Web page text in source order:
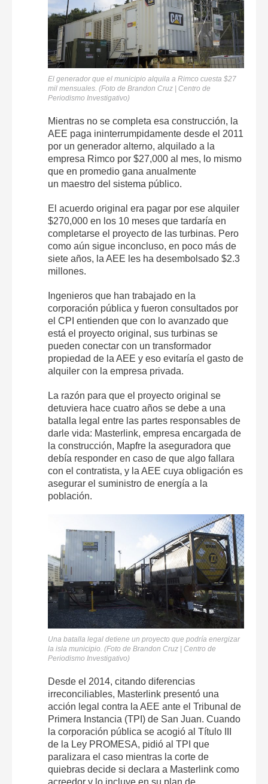
El generador que el municipio alquila a Rimco cuesta $27
mil mensuales. (Foto de Brandon Cruz | Centro de
Periodismo Investigativo)
Mientras no se completa esa construcción, la
AEE paga ininterrumpidamente desde el 2011
por un generador alterno, alquilado a la
empresa Rimco por $27,000 al mes, lo mismo
que en promedio gana anualmente
un maestro del sistema público.
El acuerdo original era pagar por ese alquiler
$270,000 en los 10 meses que tardaría en
completarse el proyecto de las turbinas. Pero
como aún sigue inconcluso, en poco más de
siete años, la AEE les ha desembolsado $2.3
millones.
Ingenieros que han trabajado en la
corporación pública y fueron consultados por
el CPI entienden que con lo avanzado que
está el proyecto original, sus turbinas se
pueden conectar con un transformador
propiedad de la AEE y eso evitaría el gasto de
alquiler con la empresa privada.
La razón para que el proyecto original se
detuviera hace cuatro años se debe a una
batalla legal entre las partes responsables de
darle vida: Masterlink, empresa encargada de
la construcción, Mapfre la aseguradora que
debía responder en caso de que algo fallara
con el contratista, y la AEE cuya obligación es
asegurar el suministro de energía a la
población.
Una batalla legal detiene un proyecto que podría energizar
la isla municipio. (Foto de Brandon Cruz | Centro de
Periodismo Investigativo)
Desde el 2014, citando diferencias
irreconciliables, Masterlink presentó una
acción legal contra la AEE ante el Tribunal de
Primera Instancia (TPI) de San Juan. Cuando
la corporación pública se acogió al Título III
de la Ley PROMESA, pidió al TPI que
paralizara el caso mientras la corte de
quiebras decide si declara a Masterlink como
acreedor y lo incluye en su plan de